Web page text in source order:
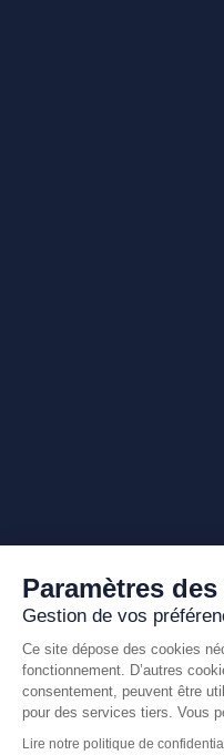
Paramètres
Gestion de vos
Ce site dépose des cookies
fonctionnement. D’autres
consentement, peuvent être
pour des services tiers. Vous
Lire notre politique de